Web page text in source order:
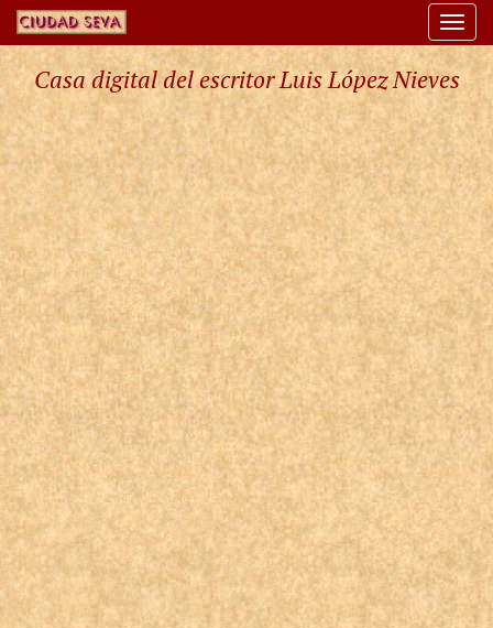
Casa digital del escritor Luis López Nieves